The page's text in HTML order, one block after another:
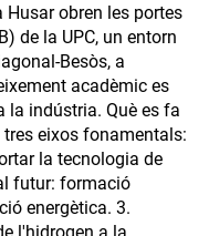
obren les portes
de la UPC, un entorn
Besòs, a
acadèmic es
la indústria. Què es fa
eixos fonamentals:
la tecnologia de
futur: formació
energètica. 3.
l'hidrogen a la